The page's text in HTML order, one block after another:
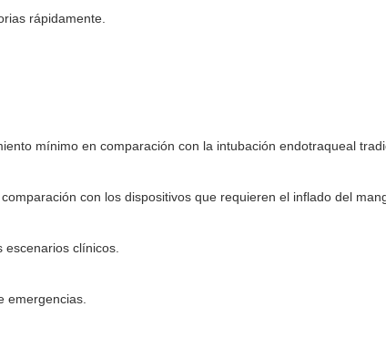
rápidamente.
mínimo en comparación con la intubación endotraqueal
con los dispositivos que requieren el inflado del
clínicos.
emergencias.